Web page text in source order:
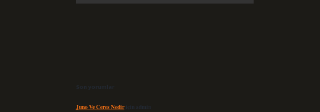
Son yorumlar
Juno Ve Ceres Nediriçin admin